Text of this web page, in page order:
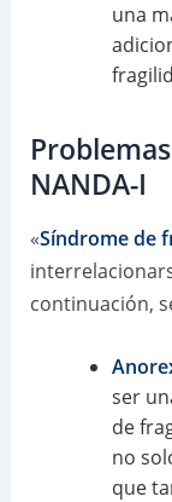
una
NANDA-I
«Síndrome de
continuación,
ser
de
no
que